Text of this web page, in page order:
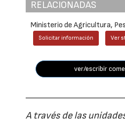
RELACIONADAS
Ministerio de Agricultura,
Solicitar información Ver
ver/escribir
A través de las